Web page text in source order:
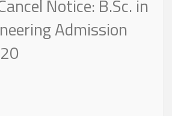
Notice: B.Sc. in
Admission